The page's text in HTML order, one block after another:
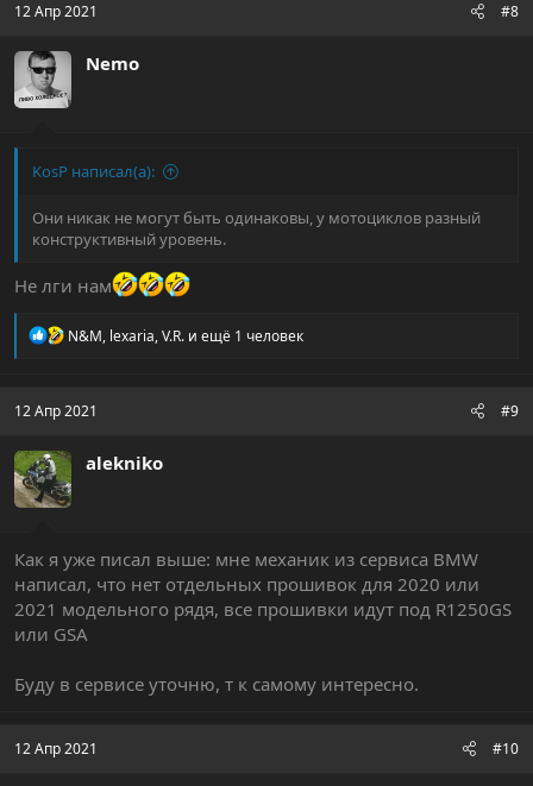
12 Апр 2021 #8
Nemo
KosP написал(а):
Они никак не могут быть одинаковы, у мотоциклов разный
конструктивный уровень.
Не лги нам
Р
ц
и
:
N&M, lexaria,V.R. и ещё 1 человек
12 Апр 2021 #9
alekniko
Как я уже писал выше: мне механик из сервиса BMW
написал, что нет отдельных прошивок для 2020 или
2021 модельного рядя, все прошивки идут под R1250GS
или GSA
Буду в сервисе уточню, т к самому интересно.
12 Апр 2021 #10